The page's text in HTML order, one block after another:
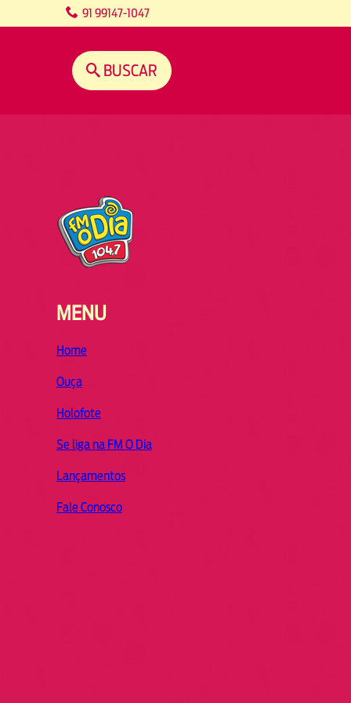
91 99147-1047
BUSCAR
MENU
Home
Ouça
Holofote
Se liga na FM O Dia
Lançamentos
Fale Conosco